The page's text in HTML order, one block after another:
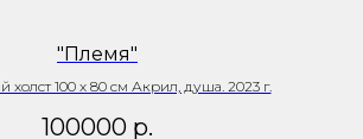
"Племя"
холст 100 х 80 см Акрил, душа. 2023 г.
100000 р.